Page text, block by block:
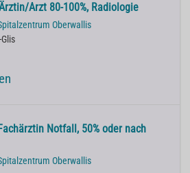
Arzt 80-100%, Radiologie
Oberwallis
Notfall, 50% oder nach
Oberwallis